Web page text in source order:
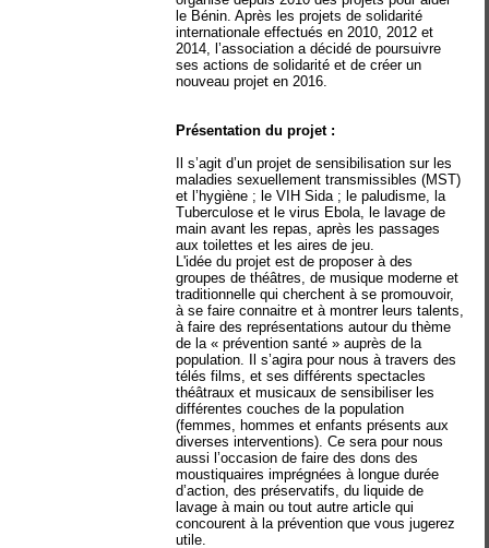
le Bénin. Après les projets de solidarité
internationale effectués en 2010, 2012 et
2014, l’association a décidé de poursuivre
ses actions de solidarité et de créer un
nouveau projet en 2016.
Présentation du projet :
Il s’agit d’un projet de sensibilisation sur les
maladies sexuellement transmissibles (MST)
et l’hygiène ; le VIH Sida ; le paludisme, la
Tuberculose et le virus Ebola, le lavage de
main avant les repas, après les passages
aux toilettes et les aires de jeu.
L'idée du projet est de proposer à des
groupes de théâtres, de musique moderne et
traditionnelle qui cherchent à se promouvoir,
à se faire connaitre et à montrer leurs talents,
à faire des représentations autour du thème
de la « prévention santé » auprès de la
population. Il s’agira pour nous à travers des
télés films, et ses différents spectacles
théâtraux et musicaux de sensibiliser les
différentes couches de la population
(femmes, hommes et enfants présents aux
diverses interventions). Ce sera pour nous
aussi l’occasion de faire des dons des
moustiquaires imprégnées à longue durée
d’action, des préservatifs, du liquide de
lavage à main ou tout autre article qui
concourent à la prévention que vous jugerez
utile.